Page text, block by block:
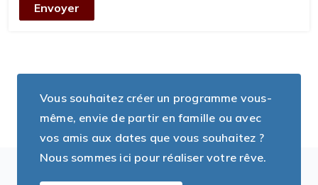
Envoyer
Vous souhaitez créer un programme vous-
même, envie de partir en famille ou avec
vos amis aux dates que vous souhaitez ?
Nous sommes ici pour réaliser votre rêve.